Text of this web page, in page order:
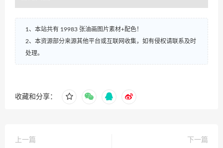
1、本站共有 19983 张油画图片素材+配色！
2、本资源部分来源其他平台或互联网收集，如有侵权请联系及时
处理。
收藏和分享：
上一篇
下一篇